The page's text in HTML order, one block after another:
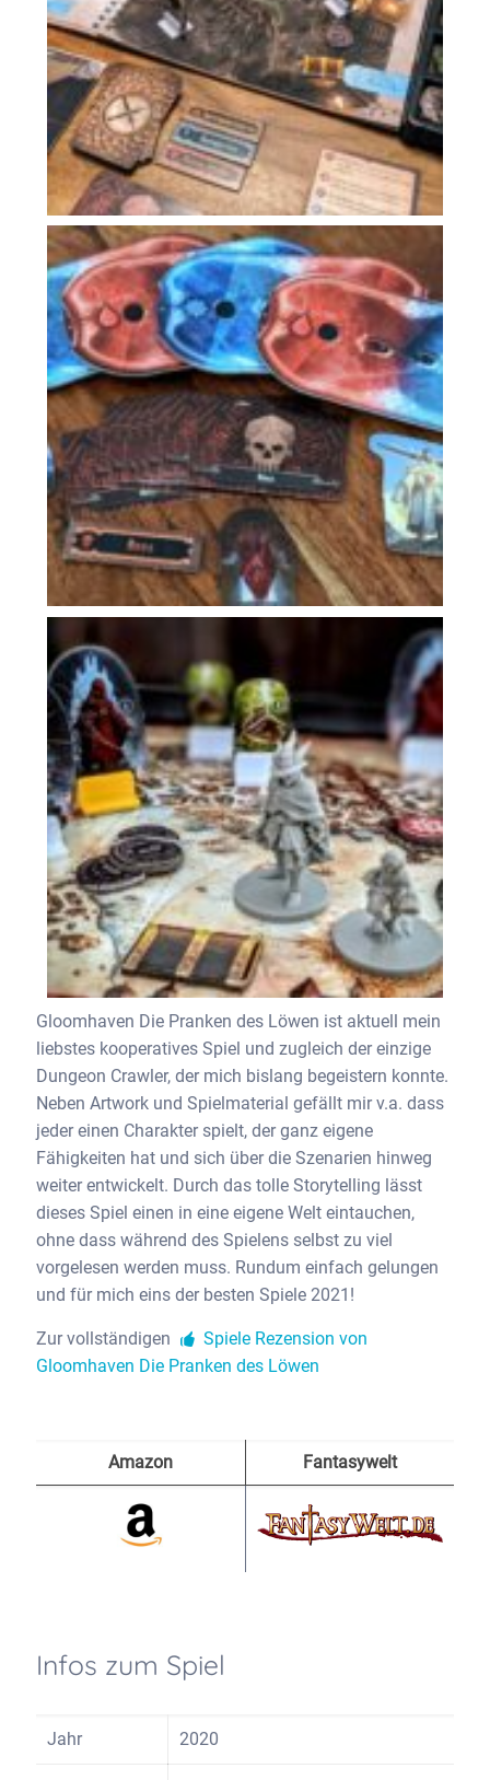
Gloomhaven Die Pranken des Löwen ist aktuell mein
liebstes kooperatives Spiel und zugleich der einzige
Dungeon Crawler, der mich bislang begeistern konnte.
Neben Artwork und Spielmaterial gefällt mir v.a. dass
jeder einen Charakter spielt, der ganz eigene
Fähigkeiten hat und sich über die Szenarien hinweg
weiter entwickelt. Durch das tolle Storytelling lässt
dieses Spiel einen in eine eigene Welt eintauchen,
ohne dass während des Spielens selbst zu viel
vorgelesen werden muss. Rundum einfach gelungen
und für mich eins der besten Spiele 2021!
Zur vollständigen
Spiele Rezension von
Gloomhaven Die Pranken des Löwen
Amazon Fantasywelt
Infos zum Spiel
Jahr 2020